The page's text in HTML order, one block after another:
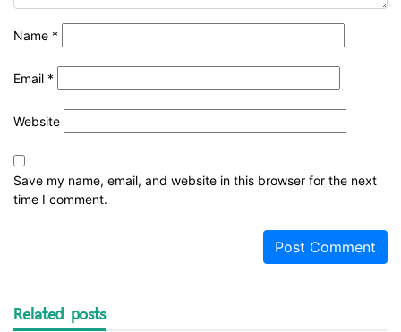
Name *
Email *
Website
Save my name, email, and website in this browser for the next
time I comment.
Related posts